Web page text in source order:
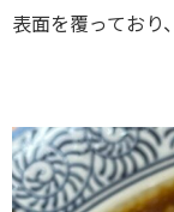
表面を覆っており